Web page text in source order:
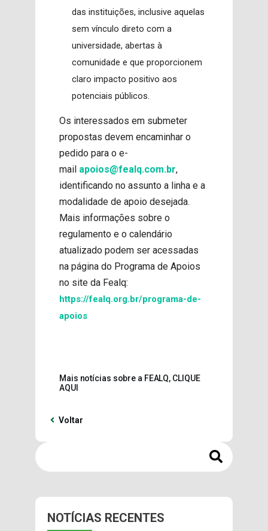
das instituições, inclusive aquelas
sem vínculo direto com a
universidade, abertas à
comunidade e que proporcionem
claro impacto positivo aos
potenciais públicos.
Os interessados em submeter
propostas devem encaminhar o
pedido para o e-
mail apoios@fealq.com.br,
identificando no assunto a linha e a
modalidade de apoio desejada.
Mais informações sobre o
regulamento e o calendário
atualizado podem ser acessadas
na página do Programa de Apoios
no site da Fealq:
https://fealq.org.br/programa-de-
apoios
Mais notícias sobre a FEALQ, CLIQUE
AQUI
Voltar
NOTÍCIAS RECENTES